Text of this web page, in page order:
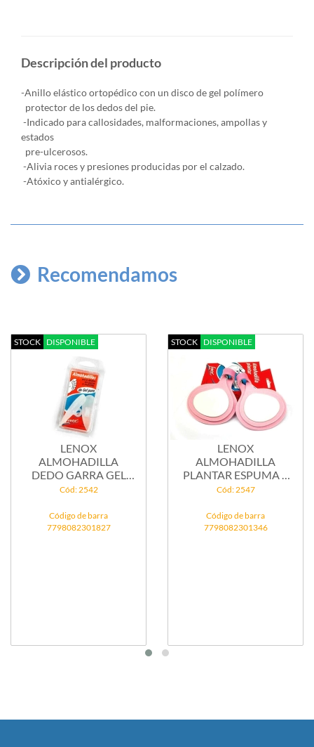
Descripción del producto
-Anillo elástico ortopédico con un disco de gel polímero
protector de los dedos del pie.
-Indicado para callosidades, malformaciones, ampollas y
estados
pre-ulcerosos.
-Alivia roces y presiones producidas por el calzado.
-Atóxico y antialérgico.
Recomendamos
STOCK DISPONIBLE
LENOX
ALMOHADILLA
DEDO GARRA GEL
TALLE 2 8182
Cód: 2542
Código de barra
7798082301827
STOCK DISPONIBLE
LENOX
ALMOHADILLA
PLANTAR ESPUMA Y
GEL GRANDE ...
Cód: 2547
Código de barra
7798082301346